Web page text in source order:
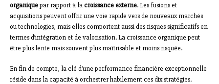
organiquepar rapport à lacroissance externe. Les fusions et
acquisitions peuvent offrir une voie rapide vers de nouveaux marchés
ou technologies, mais elles comportent aussi des risques significatifs en
termes d’intégration et de valorisation. La croissance organique peut
être plus lente mais souvent plus maîtrisable et moins risquée.
En fin de compte, la clé d’une performance financière exceptionnelle
réside dans la capacité à orchestrer habilement ces dix stratégies.